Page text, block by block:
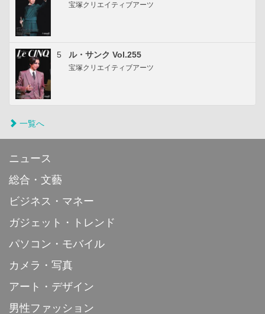
宝塚クリエイティブアーツ
5 ル・サンク Vol.255
宝塚クリエイティブアーツ
一覧へ
ニュース
総合・文藝
ビジネス・マネー
ガジェット・トレンド
パソコン・モバイル
カメラ・写真
アート・デザイン
男性ファッション